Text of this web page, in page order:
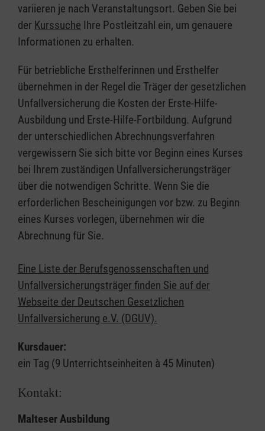
variieren je nach Veranstaltungsort. Geben Sie bei
der Kurssuche Ihre Postleitzahl ein, um genauere
Informationen zu erhalten.
Für betriebliche Ersthelferinnen und Ersthelfer
übernehmen in der Regel die Träger der gesetzlichen
Unfallversicherung die Kosten der Erste-Hilfe-
Ausbildung und Erste-Hilfe-Fortbildung. Aufgrund
der unterschiedlichen Abrechnungsverfahren
vergewissern Sie sich bitte vor Beginn eines Kurses
bei Ihrem zuständigen Unfallversicherungsträger
über die notwendigen Schritte. Wenn Sie die
erforderlichen Bescheinigungen vor bzw. zu Beginn
eines Kurses vorlegen, übernehmen wir die
Abrechnung für Sie.
Eine Liste der Berufsgenossenschaften und
Unfallversicherungsträger finden Sie auf der
Webseite der Deutschen Gesetzlichen
Unfallversicherung e.V. (DGUV).
Kursdauer:
ein Tag (9 Unterrichtseinheiten à 45 Minuten)
Kontakt:
Malteser Ausbildung